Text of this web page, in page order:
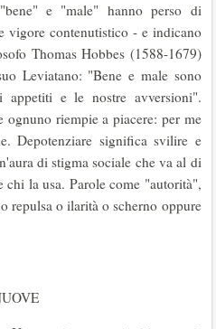
e "male" hanno perso di
contenutistico - e indicano
Thomas Hobbes (1588-1679)
Leviatano: "Bene e male sono
e le nostre avversioni".
riempie a piacere: per me
Depotenziare significa svilire e
di stigma sociale che va al di
la usa. Parole come "autorità",
repulsa o ilarità o scherno oppure